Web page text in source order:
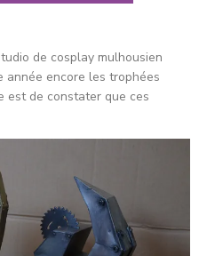
de cosplay mulhousien
année encore les trophées
est de constater que ces